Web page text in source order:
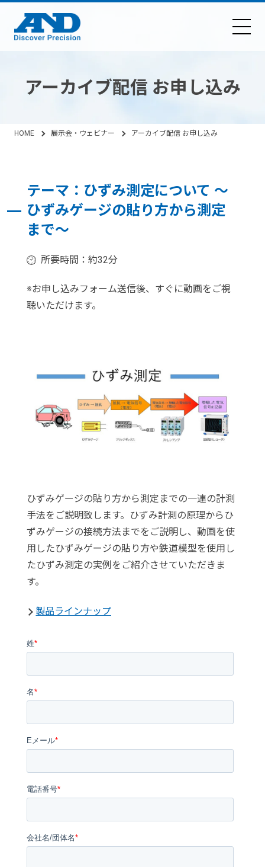
アーカイブ配信 お申し込み
HOME 展示会・ウェビナー アーカイブ配信 お申し込み
テーマ：ひずみ測定について ～
ひずみゲージの貼り方から測定
まで～
所要時間：約32分
※お申し込みフォーム送信後、すぐに動画をご視
聴いただけます。
ひずみゲージの貼り方から測定までの一連の計測
手法をご説明致します。ひずみ計測の原理からひ
ずみゲージの接続方法までをご説明し、動画を使
用したひずみゲージの貼り方や鉄道模型を使用し
たひずみ測定の実例をご紹介させていただきま
す。
製品ラインナップ